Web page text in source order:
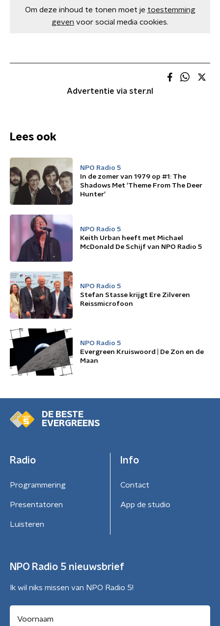
Om deze inhoud te tonen moet je toestemming
geven voor social media cookies.
Advertentie via ster.nl
Lees ook
NPO Radio 5
In de zomer van 1979 op #1: The
Shadows Met 'Theme From The Deer
Hunter'
NPO Radio 5
Keith Urban heeft met Michael
McDonald De Schijf van NPO Radio 5
NPO Radio 5
Stefan Stasse krijgt Ere Zilveren
Reissmicrofoon
NPO Radio 5
Evergreen Kruiswoord | De Zon en de
Maan
DE BESTE
EVERGREENS
Radio
Programmering
Presentatoren
Luisteren
Info
Contact
App de studio
NPO Radio 5 nieuwsbrief
Ik wil niks missen van NPO Radio 5!